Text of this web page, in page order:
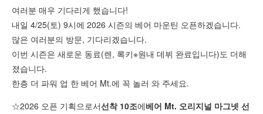
여러분 매우 기다리게 했습니다!
내일 4/25(토) 9시에 2026 시즌의 베어 마운틴 오픈하겠습니다.
많은 여러분의 방문, 기다리겠습니다.
이번 시즌은 새로운 동료(렌, 록키※원내 데뷔 완료입니다)도 더해
졌습니다.
한층 더 파워 업 한 베어 Mt.에 꼭 놀러 와 주세요.
☆2026 오픈 기획으로서선착 10조에베어 Mt. 오리지널 마그넷 선